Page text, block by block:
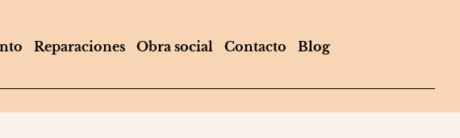
Reparaciones Obra social Contacto Blog